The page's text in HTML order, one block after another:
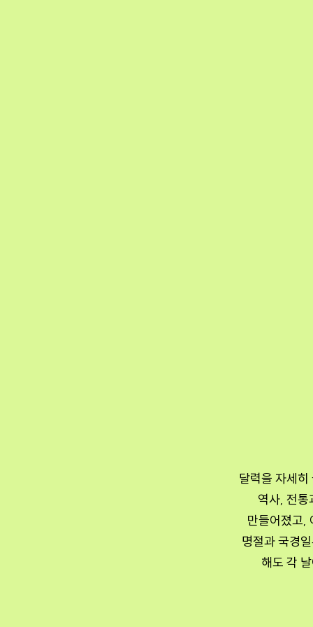
달력을 자세
역사, 전통
만들어졌고,
명절과 국경
해도 각